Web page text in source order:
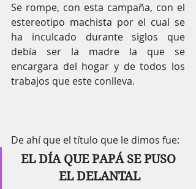
Se rompe, con esta campaña, con el
estereotipo machista por el cual se
ha inculcado durante siglos que
debía ser la madre la que se
encargara del hogar y de todos los
trabajos que este conlleva.
De ahí que el título que le dimos fue:
EL DÍA QUE PAPÁ SE PUSO
EL DELANTAL